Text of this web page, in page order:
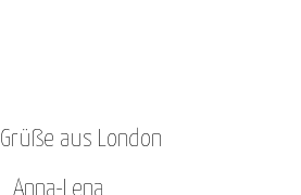
aus London
Anna-Lena